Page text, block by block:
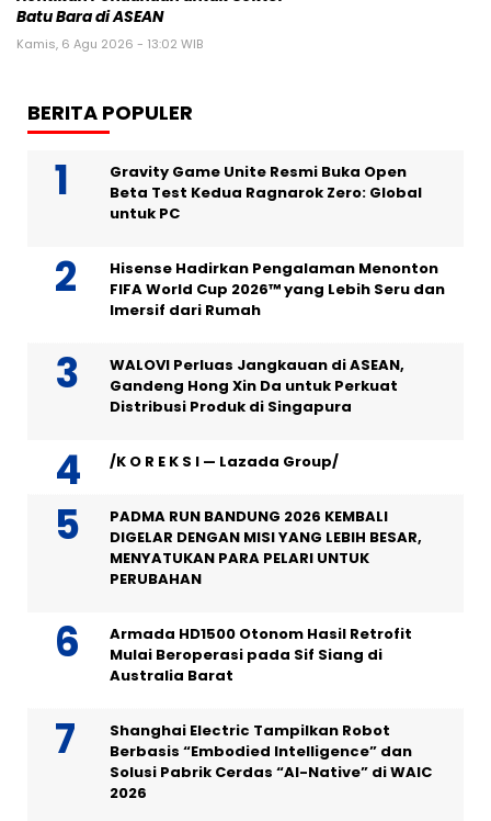
Batu Bara di ASEAN
Kamis, 6 Agu 2026 - 13:02 WIB
BERITA POPULER
Gravity Game Unite Resmi Buka Open
Beta Test Kedua Ragnarok Zero: Global
untuk PC
Hisense Hadirkan Pengalaman Menonton
FIFA World Cup 2026™ yang Lebih Seru dan
Imersif dari Rumah
WALOVI Perluas Jangkauan di ASEAN,
Gandeng Hong Xin Da untuk Perkuat
Distribusi Produk di Singapura
/K O R E K S I — Lazada Group/
PADMA RUN BANDUNG 2026 KEMBALI
DIGELAR DENGAN MISI YANG LEBIH BESAR,
MENYATUKAN PARA PELARI UNTUK
PERUBAHAN
Armada HD1500 Otonom Hasil Retrofit
Mulai Beroperasi pada Sif Siang di
Australia Barat
Shanghai Electric Tampilkan Robot
Berbasis “Embodied Intelligence” dan
Solusi Pabrik Cerdas “AI-Native” di WAIC
2026